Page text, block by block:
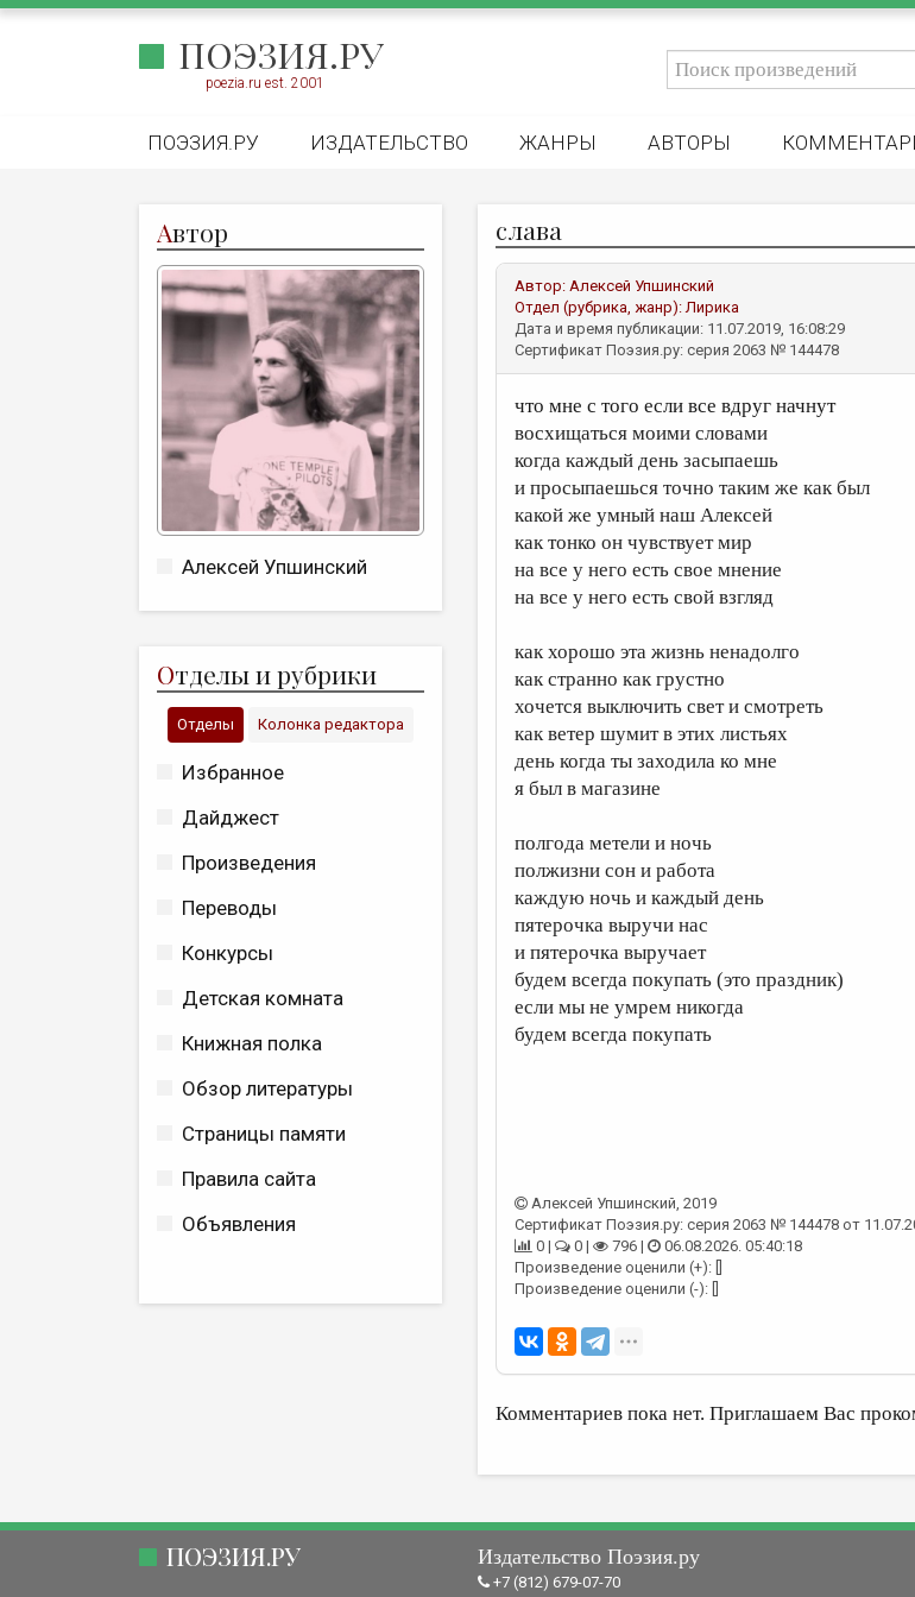
ПОЭЗИЯ.РУ
poezia.ru est. 2001
ПОЭЗИЯ.РУ ИЗДАТЕЛЬСТВО ЖАНРЫ АВТОРЫ
Автор
Алексей Упшинский
Отделы и рубрики
Отделы Колонка редактора
Избранное
Дайджест
Произведения
Переводы
Конкурсы
Детская комната
Книжная полка
Обзор литературы
Страницы памяти
Правила сайта
Объявления
слава
Автор: Алексей Упшинский
Отдел (рубрика, жанр):Лирика
Дата и время публикации: 11.07.2019, 16:08:29
Сертификат Поэзия.ру: серия 2063 № 144478
что мне с того если все вдруг начнут
восхищаться моими словами
когда каждый день засыпаешь
и просыпаешься точно таким же как был
какой же умный наш Алексей
как тонко он чувствует мир
на все у него есть свое мнение
на все у него есть свой взгляд
как хорошо эта жизнь ненадолго
как странно как грустно
хочется выключить свет и смотреть
как ветер шумит в этих листьях
день когда ты заходила ко мне
я был в магазине
полгода метели и ночь
полжизни сон и работа
каждую ночь и каждый день
пятерочка выручи нас
и пятерочка выручает
будем всегда покупать (это праздник)
если мы не умрем никогда
будем всегда покупать
Алексей Упшинский, 2019
Сертификат Поэзия.ру: серия 2063 № 144478 от
0 |
0 | 796 |
06.08.2026. 05:40:18
Произведение оценили (+): []
Произведение оценили (-): []
Комментариев пока нет. Приглашаем Вас
ПОЭЗИЯ.РУ Издательство Поэзия.ру
+7 (812) 679-07-70